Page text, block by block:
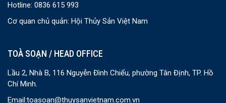
Hotline: 0836 615 993
Cơ quan chủ quản: Hội Thủy Sản Việt Nam
TOÀ SOẠN / HEAD OFFICE
Lầu 2, Nhà B, 116 Nguyễn Đình Chiểu, phường Tân Định, TP. Hồ
Chí Minh.
Email:toasoan@thuysanvietnam.com.vn